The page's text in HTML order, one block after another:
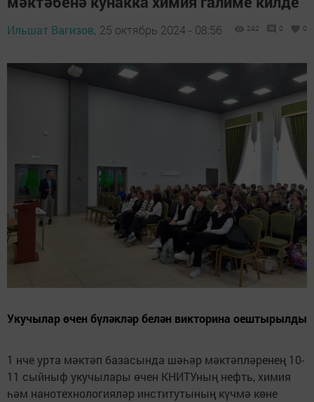
Ильшат Вагизов, 25 октябрь 2024 - 08:56 242 0 0
Укучылар өчен бүләкләр белән викторина оештырылды
1 нче урта мәктәп базасында шәһәр мәктәпләренең 10-
11 сыйныф укучылары өчен КНИТУның нефть, химия
һәм нанотехнологияләр институтының күчмә көне